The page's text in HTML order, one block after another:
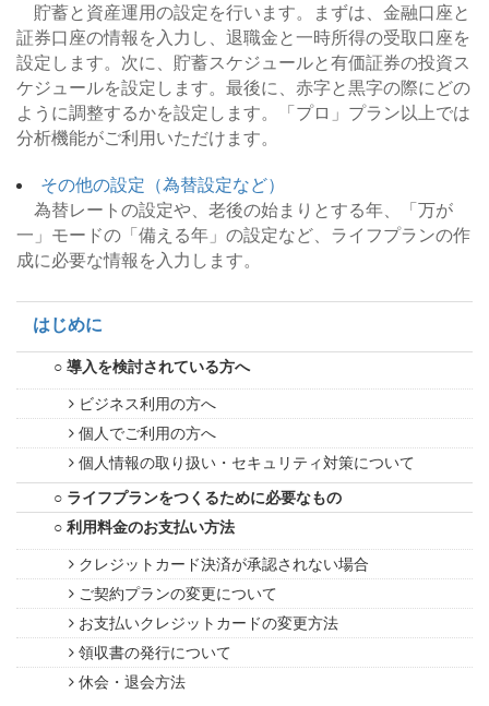
貯蓄と資産運用の設定を行います。まずは、金融口座と
証券口座の情報を入力し、退職金と一時所得の受取口座を
設定します。次に、貯蓄スケジュールと有価証券の投資ス
ケジュールを設定します。最後に、赤字と黒字の際にどの
ように調整するかを設定します。「プロ」プラン以上では
分析機能がご利用いただけます。
その他の設定（為替設定など）
為替レートの設定や、老後の始まりとする年、「万が
一」モードの「備える年」の設定など、ライフプランの作
成に必要な情報を入力します。
はじめに
導入を検討されている方へ
ビジネス利用の方へ
個人でご利用の方へ
個人情報の取り扱い・セキュリティ対策について
ライフプランをつくるために必要なもの
利用料金のお支払い方法
クレジットカード決済が承認されない場合
ご契約プランの変更について
お支払いクレジットカードの変更方法
領収書の発行について
休会・退会方法